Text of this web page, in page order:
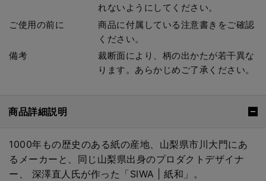
れないようにしてください。
ご使用の前に
商品に付属している注意書きをご確認
ください。
備考
裁断面により、柄の出かたが若干異な
ります。あらかじめご了承ください。
商品詳細説明
1000年もの歴史のある紙の産地、山梨県市川大門にあ
るメーカーと、同じ山梨県出身のプロダクトデザイナ
ー、 深澤直人氏が作った「SIWA | 紙和」。